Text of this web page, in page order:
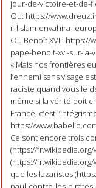
jour-de-victoire-et-de-
Ou: https://
ii-lislam-envahira-
Ou Benoît XVI : https://
pape-benoit-xvi-sur-la-
« Mais nos frontières
l’ennemi sans visage
raciste quand vous le
même si la vérité doit
France, c’est
https://
Ce sont encore trois
(https://
(https://
que les lazaristes